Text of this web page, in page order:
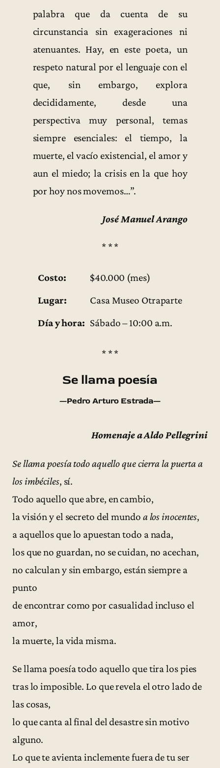
palabra que da cuenta de su
circunstancia sin exageraciones ni
atenuantes. Hay, en este poeta, un
respeto natural por el lenguaje con el
que, sin embargo, explora
decididamente, desde una
perspectiva muy personal, temas
siempre esenciales: el tiempo, la
muerte, el vacío existencial, el amor y
aun el miedo; la crisis en la que hoy
por hoy nos movemos…”.
José Manuel Arango
* * *
Costo:
$40.000 (mes)
Lugar:
Casa Museo Otraparte
Día y hora: Sábado – 10:00 a.m.
* * *
Se llama poesía
—Pedro Arturo Estrada—
Homenaje a Aldo Pellegrini
Se llama poesía todo aquello que cierra la puerta a
los imbéciles, sí.
Todo aquello que abre, en cambio,
la visión y el secreto del mundo a los inocentes,
a aquellos que lo apuestan todo a nada,
los que no guardan, no se cuidan, no acechan,
no calculan y sin embargo, están siempre a
punto
de encontrar como por casualidad incluso el
amor,
la muerte, la vida misma.
Se llama poesía todo aquello que tira los pies
tras lo imposible. Lo que revela el otro lado de
las cosas,
lo que canta al final del desastre sin motivo
alguno.
Lo que te avienta inclemente fuera de tu ser